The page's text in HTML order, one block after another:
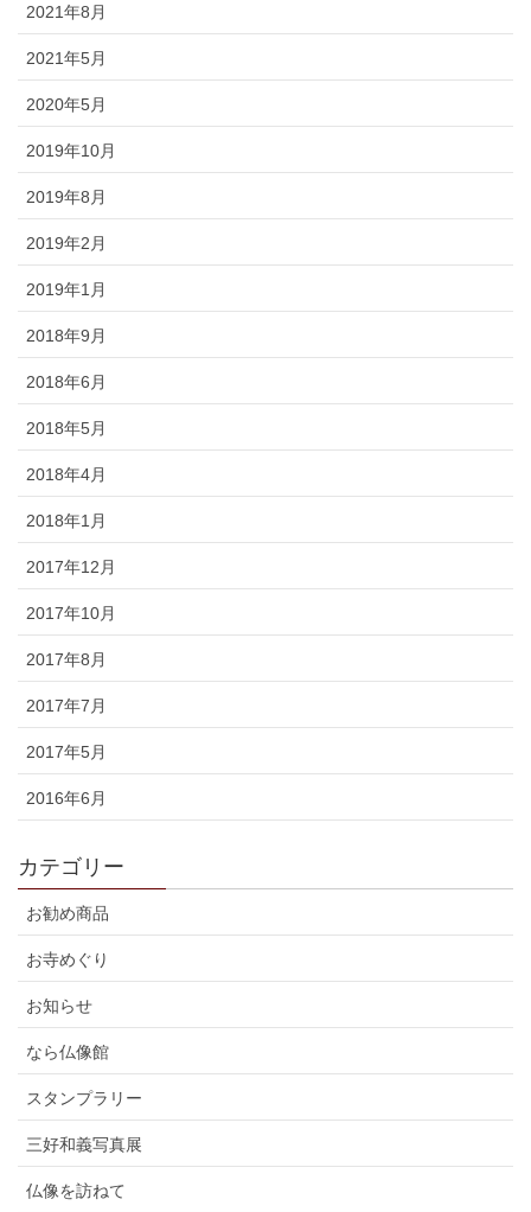
2021年8月
2021年5月
2020年5月
2019年10月
2019年8月
2019年2月
2019年1月
2018年9月
2018年6月
2018年5月
2018年4月
2018年1月
2017年12月
2017年10月
2017年8月
2017年7月
2017年5月
2016年6月
カテゴリー
お勧め商品
お寺めぐり
お知らせ
なら仏像館
スタンプラリー
三好和義写真展
仏像を訪ねて